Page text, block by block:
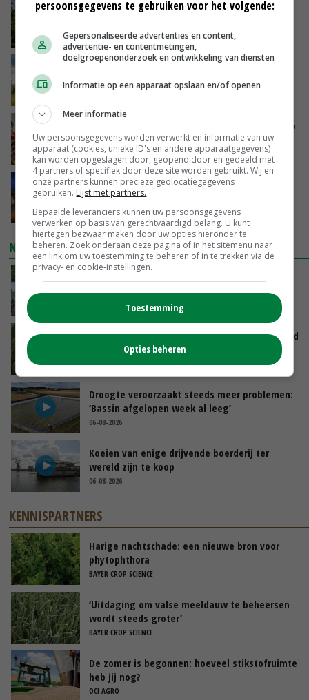
Kamervragen over onttrekkingsverbod,
GISTEREN, 16:27
‘Rendement van Krullvarkens komt van de
overkant’
Oorlogen en El Niño stuwen voedselprijzen op
GISTEREN, 15:04
Nettowinst Royal A-ware onder druk ondanks
hogere omzet
GISTEREN, 14:35
NIEUWSTE VIDEO'S
Oekraïne-vlogger Kees Huizinga: ‘Bezoek van
de ambassade mag zelf groente plukken’
GISTEREN, 12:00
Limburgse mais van Frijns doet het verrassend
GISTEREN, 10:00
Droogte veroorzaakt steeds meer problemen:
‘Bassin afgelopen week al leeg’
06-08-2026
Koeien van enige drijvende boerderij ter
wereld zijn te koop
06-08-2026
KENNISPARTNERS
Harige nachtschade: een nieuwe bron voor
phytophthora
BAYER CROP SCIENCE
‘Uitdaging om valse meeldauw te beheersen
wordt steeds groter’
BAYER CROP SCIENCE
De zomer is begonnen: hoeveel stikstofruimte
heb jij nog?
OCI AGRO
persoonsgegevens te gebruiken voor het volgende:
Gepersonaliseerde advertenties en content,
advertentie- en contentmetingen,
doelgroepenonderzoek en ontwikkeling van diensten
Informatie op een apparaat opslaan en/of openen
Meer informatie
Uw persoonsgegevens worden verwerkt en informatie van uw
apparaat (cookies, unieke ID's en andere apparaatgegevens)
kan worden opgeslagen door, geopend door en gedeeld met
4 partners of specifiek door deze site worden gebruikt. Wij en
onze partners kunnen precieze geolocatiegegevens
gebruiken. Lijst met partners.
Bepaalde leveranciers kunnen uw persoonsgegevens
verwerken op basis van gerechtvaardigd belang. U kunt
hiertegen bezwaar maken door uw opties hieronder te
beheren. Zoek onderaan deze pagina of in het sitemenu naar
een link om uw toestemming te beheren of in te trekken via de
privacy- en cookie-instellingen.
Toestemming
Opties beheren